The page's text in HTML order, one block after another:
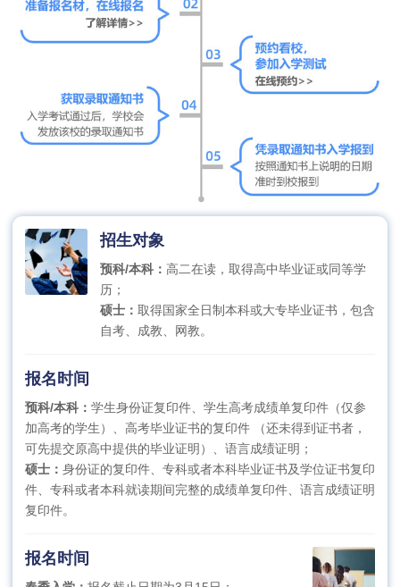
招生对象
预科/本科： 高二在读，取得高中毕业证或同等学
历；
硕士： 取得国家全日制本科或大专毕业证书，包含
自考、成教、网教。
报名时间
预科/本科： 学生身份证复印件、学生高考成绩单复印件（仅参
加高考的学生）、高考毕业证书的复印件 （还未得到证书者，
可先提交原高中提供的毕业证明）、语言成绩证明；
硕士： 身份证的复印件、专科或者本科毕业证书及学位证书复印
件、专科或者本科就读期间完整的成绩单复印件、语言成绩证明
复印件。
报名时间